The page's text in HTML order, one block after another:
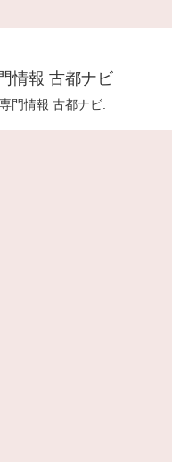
情報 古都ナビ
門情報 古都ナビ.